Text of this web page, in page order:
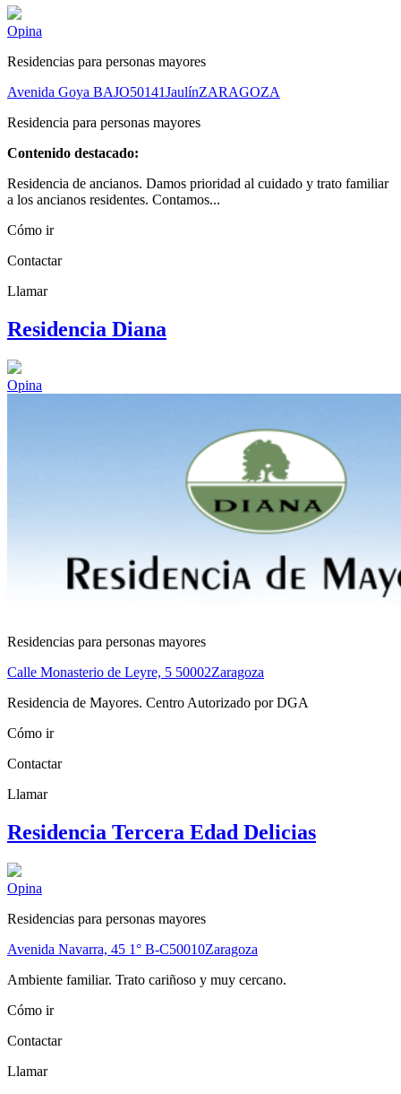
Opina
Residencias para personas mayores
Avenida Goya BAJO50141JaulínZARAGOZA
Residencia para personas mayores
Contenido destacado:
Residencia de ancianos. Damos prioridad al cuidado y trato familiar
a los ancianos residentes. Contamos...
Cómo ir
Contactar
Llamar
Residencia Diana
Opina
Residencias para personas mayores
Calle Monasterio de Leyre, 5 50002Zaragoza
Residencia de Mayores. Centro Autorizado por DGA
Cómo ir
Contactar
Llamar
Residencia Tercera Edad Delicias
Opina
Residencias para personas mayores
Avenida Navarra, 45 1° B-C50010Zaragoza
Ambiente familiar. Trato cariñoso y muy cercano.
Cómo ir
Contactar
Llamar